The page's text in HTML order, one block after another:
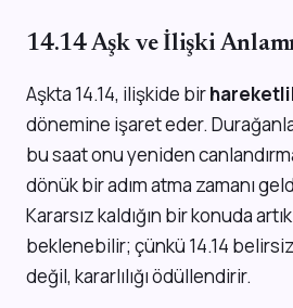
14.14 Aşk ve İlişki
Aşkta 14.14, ilişkide bir
dönemine işaret eder.
bu saat onu yeniden
dönük bir adım atma zamanı
Kararsız kaldığın bir konuda
beklenebilir; çünkü 14.14
değil, kararlılığı ödüllendirir.